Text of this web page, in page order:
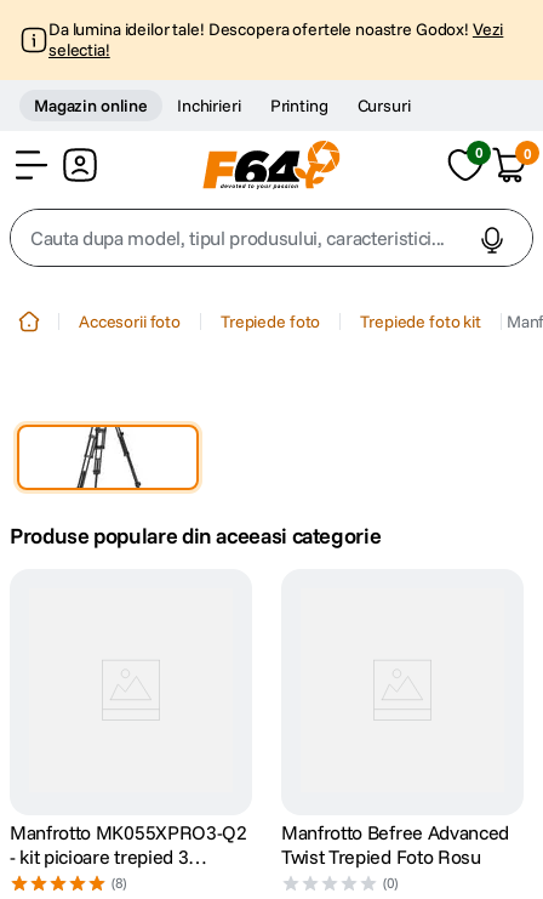
Da lumina ideilor tale! Descopera ofertele noastre Godox! Vezi
selectia!
Magazin online Inchirieri Printing Cursuri
0 0
Cauta dupa model, tipul produsului, caracteristici...
2. trepied
trepied telefon
4. peak design
9. dji osmo
10. insta 360
Accesorii foto Trepiede foto Trepiede foto kit
Produse populare din aceeasi categorie
Manfrotto MK055XPRO3-Q2
- kit picioare trepied 3
sectiuni + cap bila
(8)
Manfrotto Befree Advanced
Twist Trepied Foto Rosu
(0)